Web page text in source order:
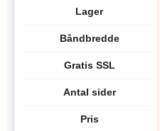
Lager
Båndbredde
Gratis SSL
Antal sider
Pris